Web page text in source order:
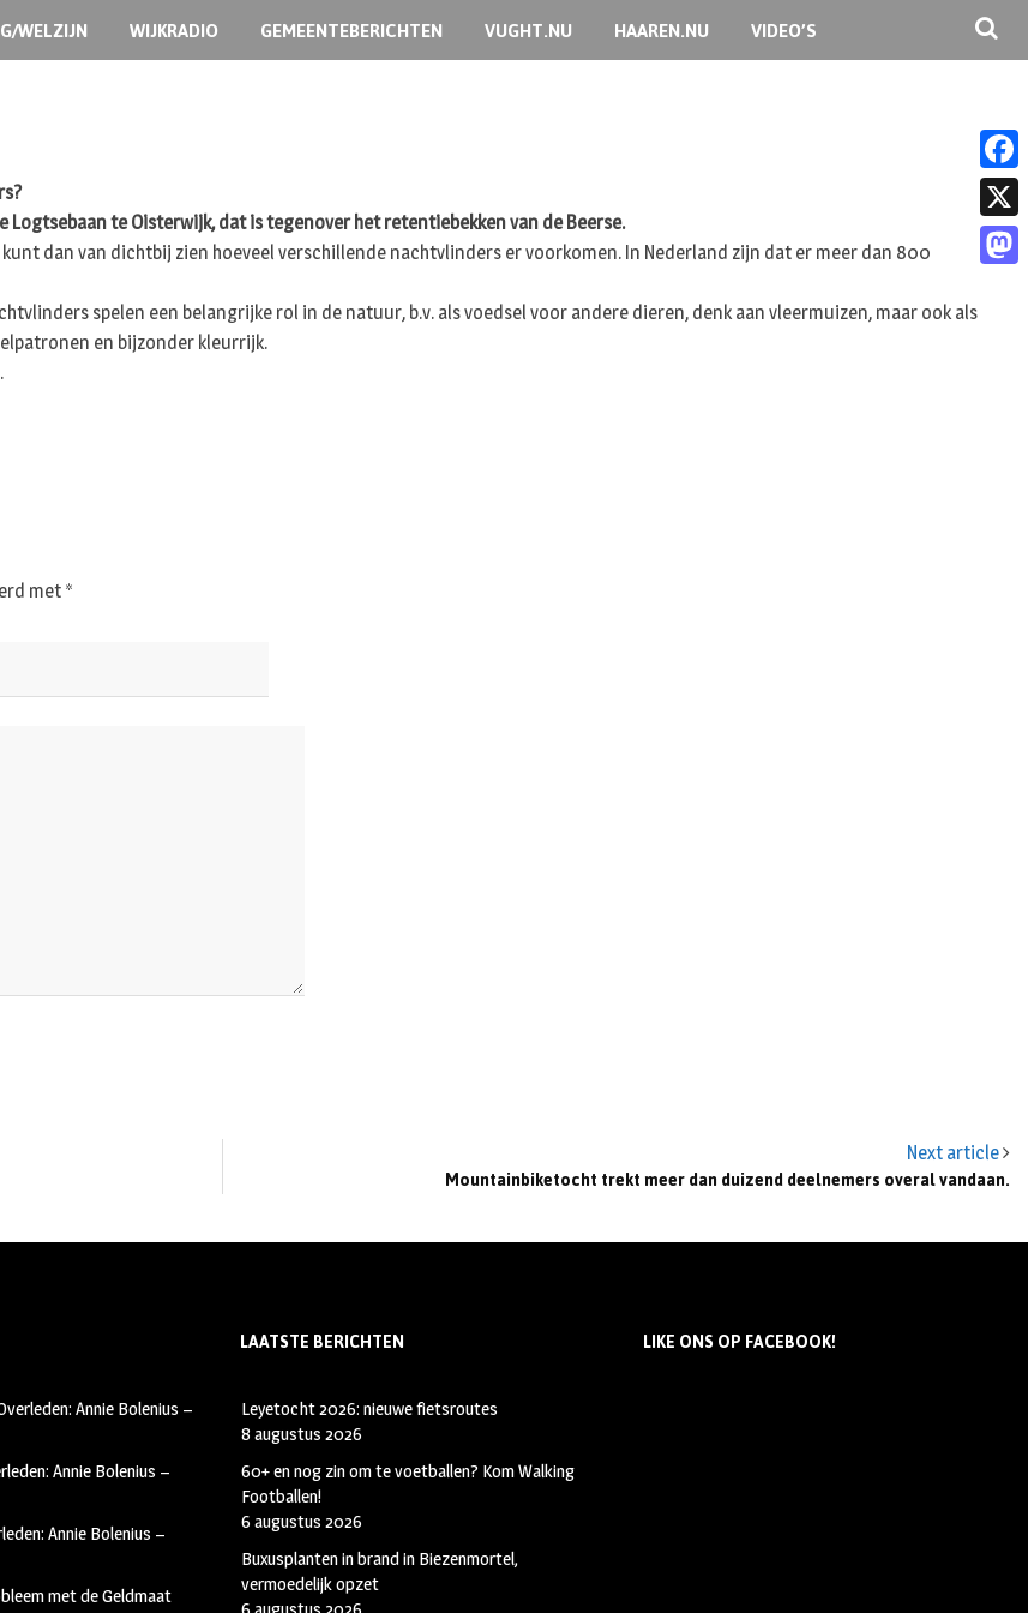
WELZIJN WIJKRADIO GEMEENTEBERICHTEN VUGHT.NU HAAREN.NU VIDEO’S
te Oisterwijk, dat is tegenover het retentiebekken van de Beerse.
dan van dichtbij zien hoeveel verschillende nachtvlinders er voorkomen. In Nederland zijn dat er meer dan 800
spelen een belangrijke rol in de natuur, b.v. als voedsel voor andere dieren, denk aan vleermuizen, maar ook als
en bijzonder kleurrijk.
Next article
Mountainbiketocht trekt meer dan duizend deelnemers overal vandaan.
met *
Annie Bolenius –
Annie Bolenius –
Annie Bolenius –
met de Geldmaat
LAATSTE BERICHTEN
Leyetocht 2026: nieuwe fietsroutes
8 augustus 2026
60+ en nog zin om te voetballen? Kom Walking
Footballen!
6 augustus 2026
Buxusplanten in brand in Biezenmortel,
vermoedelijk opzet
LIKE ONS OP FACEBOOK!
F
a
c
X